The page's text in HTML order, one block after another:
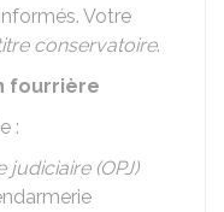
Votre
conservatoire.
fourrière
:
(OPJ)